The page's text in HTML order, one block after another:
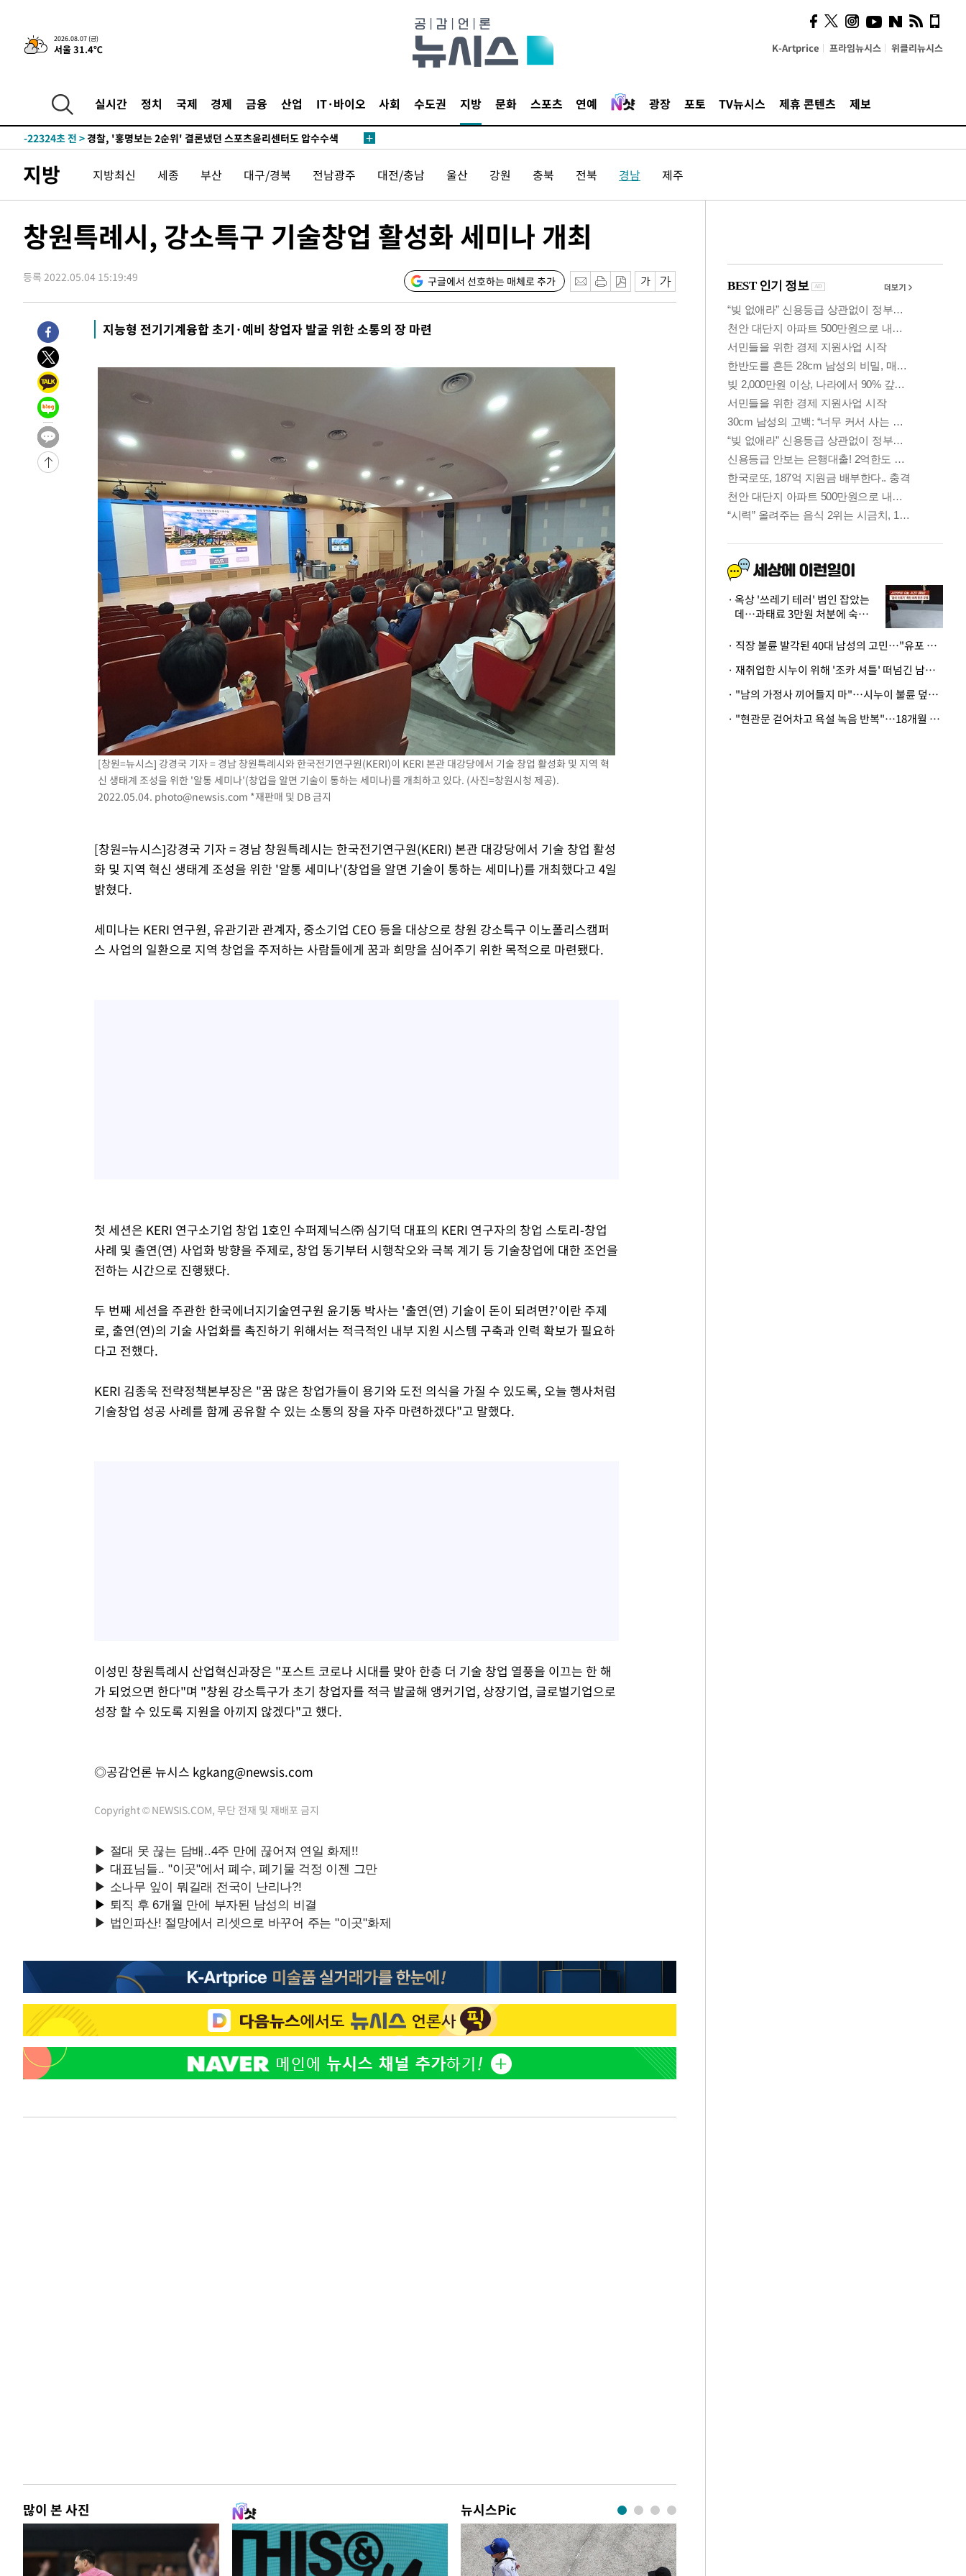
2026.08.07 (금)
서울 31.4℃ K-Artprice 프라임뉴시스 위클리뉴시스
실시간 정치 국제 경제 금융 산업 IT·바이오 사회 수도권 지방 문화 스포츠 연예 광장 포토 TV뉴시스 제휴 콘텐츠 제보
3시간 전 >내일까지 39도 '펄펄'…기상청 "태풍 지나며 폭염 잠시 꺾인다"
-24846초 전 >
[속보] 뉴욕증시, 혼조 출발…나스닥 0.3%↓, 다우 0.14%↑
-23639초 전 >
-22324초 전 >경찰, '홍명보는 2순위' 결론냈던 스포츠윤리센터도 압수수색
-7668초 전 >
日방위성, 北이 동해로 쏜 발사체는 탄도미사일 가능성
-6098초 전 >[속보] SKT, 에이닷 서비스 장애 발생…"원인 파악 중"
-4900초 전 >'낮 최고 39도' 불볕더위…한밤 열대야도 계속[내일날씨]
-4521초 전 >"韓 외환시장 개입 관측 배경엔 美의 대한국 무역적자 있어"
-4348초 전 >'월드컵 탈락 후폭풍' 축구협회…초유의 압수수색에 '충격·당황'
-4188초 전 >
서울 낮 37.9도, 올여름 최고치 경신…영등포 순간 '40도'
-3750초 전 >
[속보]종합특검, 대검 추가 압수수색…내란 중요임무종사 혐의
2분 전 >[속보]코스닥, 800p 회복…0.26% 오른 801.67 마감
3분 전 >[속보]코스피, 301.88포인트(4.58%) 내린 6296.38 마감
6분 전 > [속보]원·달러 환율, 0.7원 내린 1423.8원 마감
46분 전 >
"여기 떨어졌다"…다누리, 스페이스X 로켓 달 충돌 흔적 포착
1시간 전 >
손흥민, 5경기 연속골 실패…LAFC는 승부차기 끝 과달라하라 격파
3시간 전 >
내일까지 39도 '펄펄'…기상청 "태풍 지나며 폭염 잠시 꺾인다"
'월드컵 탈락 후폭풍' 축구협회…11시간 걸린 초유의 압수수색(종
[속보] 뉴욕증시, 혼조 출발…나스닥 0.3%↓, 다우 0.14%↑
축구협회, 15년 전 심판 성 접대 파문에 "현재는 내부 지침 준수"
경찰, '홍명보는 2순위' 결론냈던 스포츠윤리센터도 압수수색
[속보]합참 "北 발사체는 단거리탄도미사일…감시·경계태세 강화"
日방위성, 北이 동해로 쏜 발사체는 탄도미사일 가능성
[속보] SKT, 에이닷 서비스 장애 발생…"원인 파악 중"
[속보]합참 "북, 동해상으로 미상 발사체 발사"
'낮 최고 39도' 불볕더위…한밤 열대야도 계속[내일날씨]
[속보]7~9일 프로야구 3연전도 폭염 취소…11일 재개
"韓 외환시장 개입 관측 배경엔 美의 대한국 무역적자 있어"
'월드컵 탈락 후폭풍' 축구협회…초유의 압수수색에 '충격·당황'
서울 낮 37.9도, 올여름 최고치 경신…영등포 순간 '40도'
[속보]종합특검, 대검 추가 압수수색…내란 중요임무종사 혐의
[속보]코스닥, 800p 회복…0.26% 오른 801.67 마감
[속보]코스피, 301.88포인트(4.58%) 내린 6296.38 마감
[속보]원·달러 환율, 0.7원 내린 1423.8원 마감
손흥민, 5경기 연속골 실패…LAFC는 승부차기 끝 과달라하라 격파
내일까지 39도 '펄펄'…기상청 "태풍 지나며 폭염 잠시 꺾인다"
지방 지방최신 세종 부산 대구/경북 전남광주 대전/충남 울산 강원 충북 전북 경남 제주
창원특례시, 강소특구 기술창업 활성화 세미나 개최
등록 2022.05.04 15:19:49 구글에서 선호하는 매체로 추가
지능형 전기기계융합 초기·예비 창업자 발굴 위한 소통의 장 마련
[창원=뉴시스] 강경국 기자 = 경남 창원특례시와 한국전기연구원(KERI)이 KERI 본관 대강당에서 기술 창업 활성화 및 지역 혁
신 생태계 조성을 위한 '알통 세미나'(창업을 알면 기술이 통하는 세미나)를 개최하고 있다. (사진=창원시청 제공).
2022.05.04. photo@newsis.com *재판매 및 DB 금지
[창원=뉴시스]강경국 기자 = 경남 창원특례시는 한국전기연구원(KERI) 본관 대강당에서 기술 창업 활성
화 및 지역 혁신 생태계 조성을 위한 '알통 세미나'(창업을 알면 기술이 통하는 세미나)를 개최했다고 4일
밝혔다.
세미나는 KERI 연구원, 유관기관 관계자, 중소기업 CEO 등을 대상으로 창원 강소특구 이노폴리스캠퍼
스 사업의 일환으로 지역 창업을 주저하는 사람들에게 꿈과 희망을 심어주기 위한 목적으로 마련됐다.
첫 세션은 KERI 연구소기업 창업 1호인 수퍼제닉스㈜ 심기덕 대표의 KERI 연구자의 창업 스토리-창업
사례 및 출연(연) 사업화 방향을 주제로, 창업 동기부터 시행착오와 극복 계기 등 기술창업에 대한 조언을
전하는 시간으로 진행됐다.
두 번째 세션을 주관한 한국에너지기술연구원 윤기동 박사는 '출연(연) 기술이 돈이 되려면?'이란 주제
로, 출연(연)의 기술 사업화를 촉진하기 위해서는 적극적인 내부 지원 시스템 구축과 인력 확보가 필요하
다고 전했다.
KERI 김종욱 전략정책본부장은 "꿈 많은 창업가들이 용기와 도전 의식을 가질 수 있도록, 오늘 행사처럼
기술창업 성공 사례를 함께 공유할 수 있는 소통의 장을 자주 마련하겠다"고 말했다.
이성민 창원특례시 산업혁신과장은 "포스트 코로나 시대를 맞아 한층 더 기술 창업 열풍을 이끄는 한 해
가 되었으면 한다"며 "창원 강소특구가 초기 창업자를 적극 발굴해 앵커기업, 상장기업, 글로벌기업으로
성장 할 수 있도록 지원을 아끼지 않겠다"고 했다.
◎공감언론 뉴시스 kgkang@newsis.com
Copyright © NEWSIS.COM, 무단 전재 및 재배포 금지
많이 본 사진 뉴시스Pic
의견, 국토부·LH에 충실히
전달할 것"
옥상 '쓰레기 테러' 범인 잡았는
데…과태료 3만원 처분에 숙박업
· 직장 불륜 발각된 40대 남성의 고민…"유포 동료 명예훼손·협박죄 고소 가능할까"
· 재취업한 시누이 위해 '조카 셔틀' 떠넘긴 남편…아내 "난 못한다"
· "남의 가정사 끼어들지 마"…시누이 불륜 덮으려는 남편에 억울한 아내
· "현관문 걷어차고 욕설 녹음 반복"…18개월 아기 키우는 집 뒤흔든 '앞집의 비극'